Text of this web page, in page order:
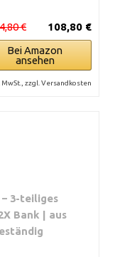
108,80 €
€
Bei Amazon
ansehen
MwSt., zzgl. Versandkosten
3-teiliges
Bank | aus